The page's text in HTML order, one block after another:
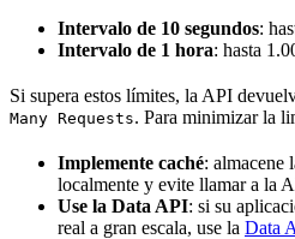
Intervalo de 10 segundos:
Intervalo de 1 hora: hasta
Si supera estos límites, la API
Many Requests. Para minimizar la
Implemente caché: almacene
localmente y evite llamar a la
Use la Data API: si su
real a gran escala, use la Data